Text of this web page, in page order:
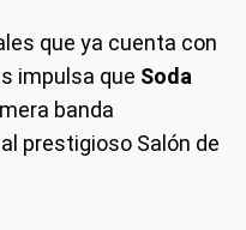
que ya cuenta con
impulsa que Soda
banda
prestigioso Salón de